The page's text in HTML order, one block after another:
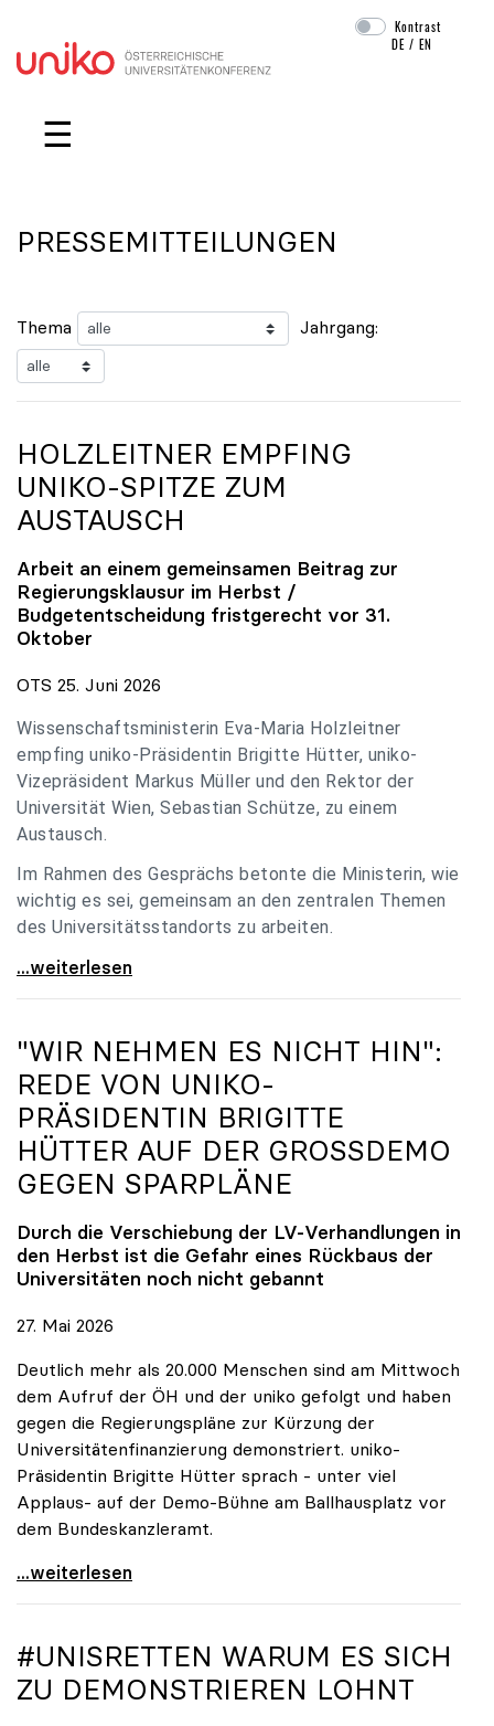
Navigation überspringen
Kontrast
DE /EN
☰
PRESSEMITTEILUNGEN
Thema Jahrgang:
HOLZLEITNER EMPFING
UNIKO-SPITZE ZUM
AUSTAUSCH
Arbeit an einem gemeinsamen Beitrag zur
Regierungsklausur im Herbst /
Budgetentscheidung fristgerecht vor 31.
Oktober
OTS 25. Juni 2026
Wissenschaftsministerin Eva-Maria Holzleitner
empfing uniko-Präsidentin Brigitte Hütter, uniko-
Vizepräsident Markus Müller und den Rektor der
Universität Wien, Sebastian Schütze, zu einem
Austausch.
Im Rahmen des Gesprächs betonte die Ministerin, wie
wichtig es sei, gemeinsam an den zentralen Themen
des Universitätsstandorts zu arbeiten.
Holzleitner empfing uniko-Spitze zum Austausch
...weiterlesen
"WIR NEHMEN ES NICHT HIN":
REDE VON UNIKO-
PRÄSIDENTIN BRIGITTE
HÜTTER AUF DER GROSSDEMO G
EGEN SPARPLÄNE
Durch die Verschiebung der LV-Verhandlungen in
den Herbst ist die Gefahr eines Rückbaus der
Universitäten noch nicht gebannt
27. Mai 2026
Deutlich mehr als 20.000 Menschen sind am Mittwoch
dem Aufruf der ÖH und der uniko gefolgt und haben
gegen die Regierungspläne zur Kürzung der
Universitätenfinanzierung demonstriert. uniko-
Präsidentin Brigitte Hütter sprach - unter viel
Applaus- auf der Demo-Bühne am Ballhausplatz vor
dem Bundeskanzleramt.
\"Wir nehmen es nicht hin\": Rede von
...weiterlesen
#UNISRETTEN WARUM ES SICH
ZU DEMONSTRIEREN LOHNT